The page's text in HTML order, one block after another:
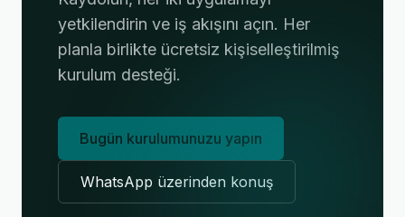
yetkilendirin ve iş akışını açın. Her
planla birlikte ücretsiz kişiselleştirilmiş
kurulum desteği.
Bugün kurulumunuzu yapın
WhatsApp üzerinden konuş